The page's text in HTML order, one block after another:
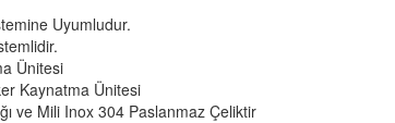
Uyumludur.
Ünitesi
Kaynatma Ünitesi
ve Mili Inox 304 Paslanmaz Çeliktir